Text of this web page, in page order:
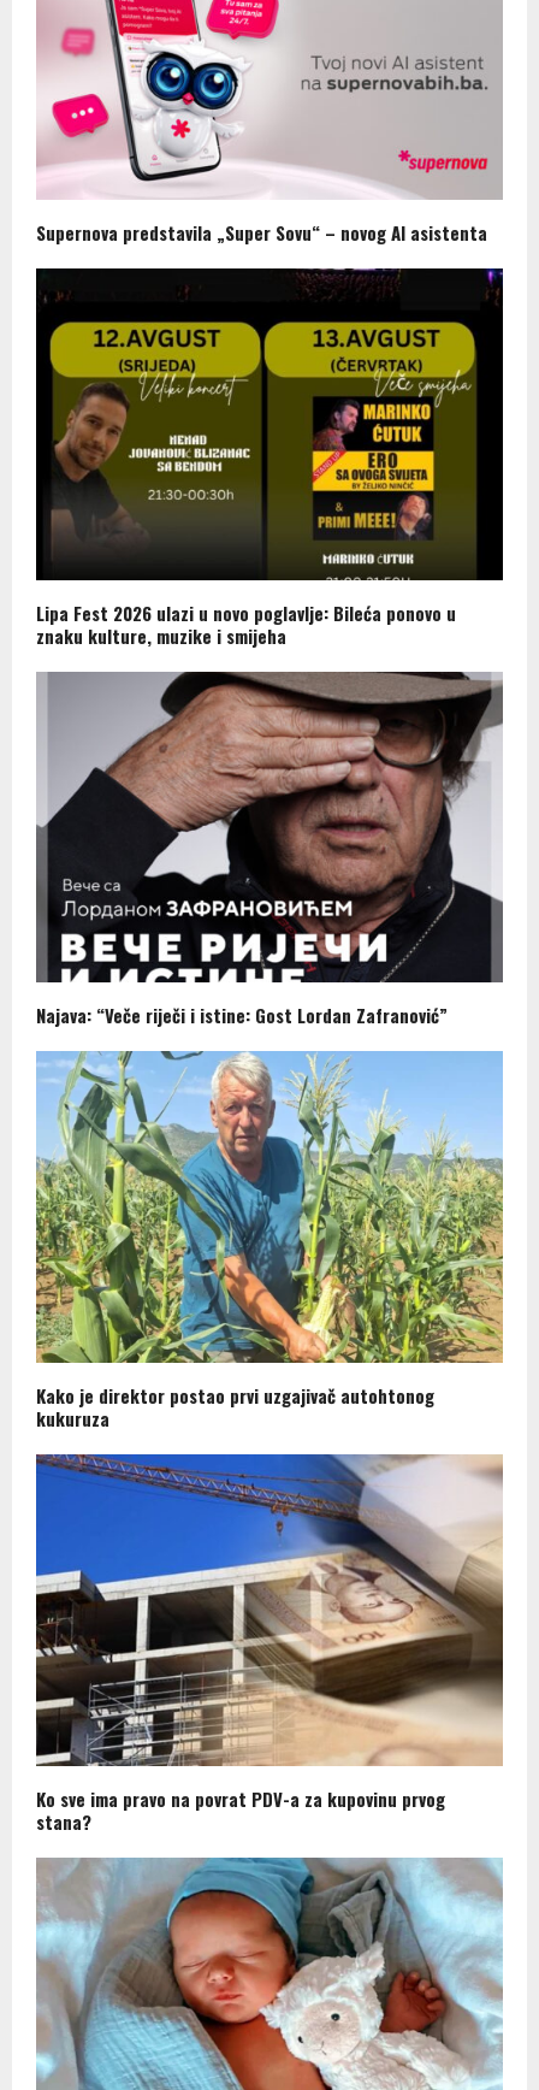
Supernova predstavila „Super Sovu“ – novog AI asistenta
Lipa Fest 2026 ulazi u novo poglavlje: Bileća ponovo u
znaku kulture, muzike i smijeha
Najava: “Veče riječi i istine: Gost Lordan Zafranović”
Kako je direktor postao prvi uzgajivač autohtonog
kukuruza
Ko sve ima pravo na povrat PDV-a za kupovinu prvog
stana?